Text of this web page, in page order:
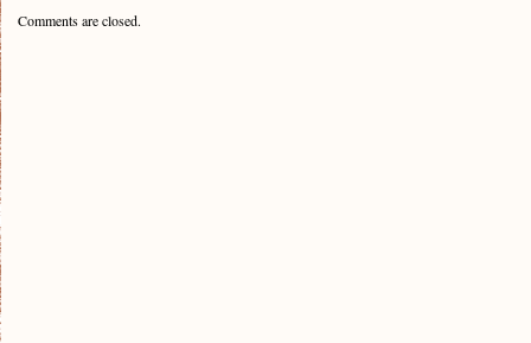
Comments are closed.